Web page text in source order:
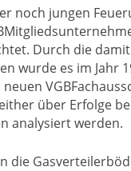
noch jungen
Durch die
wurde es im Jahr
über Erfolge
analysiert werden.
die